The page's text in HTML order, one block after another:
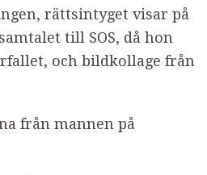
rättsintyget visar på
till SOS, då hon
och bildkollage från
från mannen på